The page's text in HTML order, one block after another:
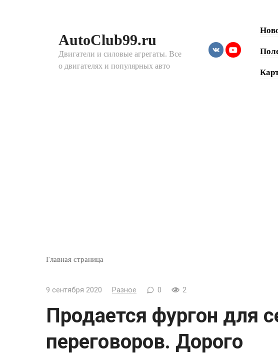
AutoClub99.ru
Двигатели и силовые агрегаты. Все
о двигателях и популярных авто
Главная страница
9 сентября 2020 Разное 0 2
Продается фургон для
переговоров. Дорого